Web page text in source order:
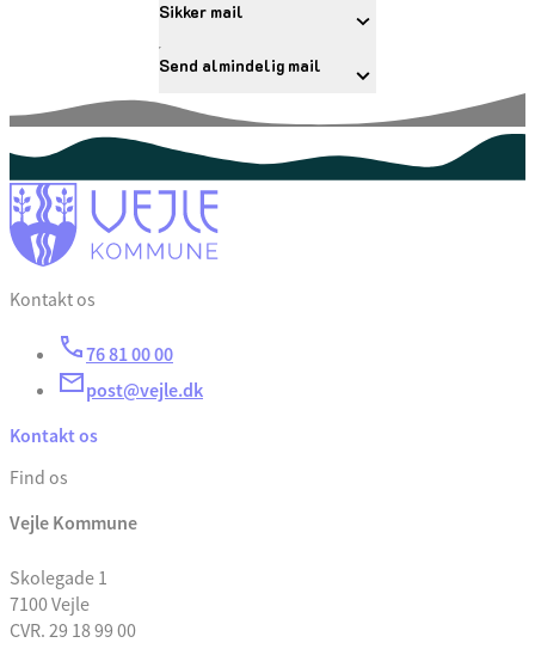
Sikker mail
Send almindelig mail
Kontakt os
76 81 00 00
post@vejle.dk
Kontakt os
Find os
Vejle Kommune
Skolegade 1
7100 Vejle
CVR. 29 18 99 00